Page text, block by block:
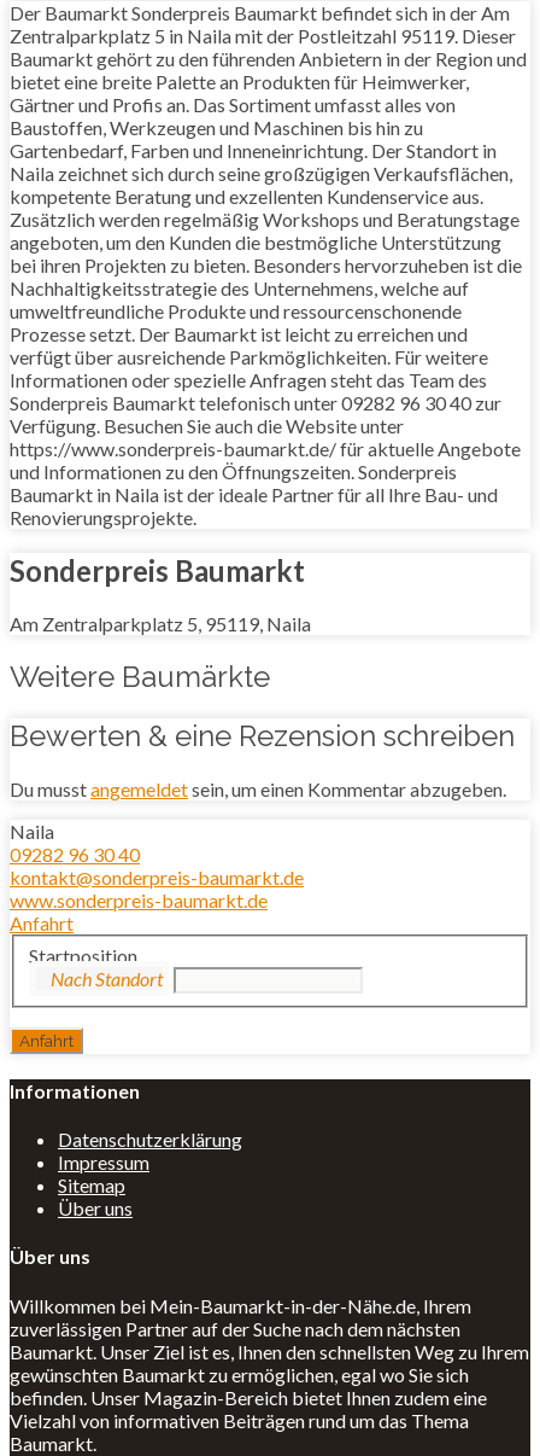
Der Baumarkt Sonderpreis Baumarkt befindet sich in der Am
Zentralparkplatz 5 in Naila mit der Postleitzahl 95119. Dieser
Baumarkt gehört zu den führenden Anbietern in der Region und
bietet eine breite Palette an Produkten für Heimwerker,
Gärtner und Profis an. Das Sortiment umfasst alles von
Baustoffen, Werkzeugen und Maschinen bis hin zu
Gartenbedarf, Farben und Inneneinrichtung. Der Standort in
Naila zeichnet sich durch seine großzügigen Verkaufsflächen,
kompetente Beratung und exzellenten Kundenservice aus.
Zusätzlich werden regelmäßig Workshops und Beratungstage
angeboten, um den Kunden die bestmögliche Unterstützung
bei ihren Projekten zu bieten. Besonders hervorzuheben ist die
Nachhaltigkeitsstrategie des Unternehmens, welche auf
umweltfreundliche Produkte und ressourcenschonende
Prozesse setzt. Der Baumarkt ist leicht zu erreichen und
verfügt über ausreichende Parkmöglichkeiten. Für weitere
Informationen oder spezielle Anfragen steht das Team des
Sonderpreis Baumarkt telefonisch unter 09282 96 30 40 zur
Verfügung. Besuchen Sie auch die Website unter
https://www.sonderpreis-baumarkt.de/ für aktuelle Angebote
und Informationen zu den Öffnungszeiten. Sonderpreis
Baumarkt in Naila ist der ideale Partner für all Ihre Bau- und
Renovierungsprojekte.
Sonderpreis Baumarkt
Am Zentralparkplatz 5, 95119, Naila
Weitere Baumärkte
Bewerten & eine Rezension schreiben
Du musstangemeldetsein, um einen Kommentar abzugeben.
Naila
09282 96 30 40
kontakt@sonderpreis-baumarkt.de
www.sonderpreis-baumarkt.de
Anfahrt
Startposition
Informationen
Datenschutzerklärung
Impressum
Sitemap
Über uns
Über uns
Willkommen bei Mein-Baumarkt-in-der-Nähe.de, Ihrem
zuverlässigen Partner auf der Suche nach dem nächsten
Baumarkt. Unser Ziel ist es, Ihnen den schnellsten Weg zu Ihrem
gewünschten Baumarkt zu ermöglichen, egal wo Sie sich
befinden. Unser Magazin-Bereich bietet Ihnen zudem eine
Vielzahl von informativen Beiträgen rund um das Thema
Baumarkt.